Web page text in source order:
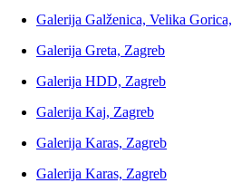
Galerija Galženica, Velika Gorica,
Galerija Greta, Zagreb
Galerija HDD, Zagreb
Galerija Kaj, Zagreb
Galerija Karas, Zagreb
Galerija Karas, Zagreb